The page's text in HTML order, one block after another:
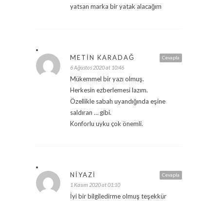
yatsan marka bir yatak alacağım
Cevapla
METIN KARADAĞ
6 Ağustos 2020 at 10:46
Mükemmel bir yazı olmuş.
Herkesin ezberlemesi lazım.
Özellikle sabah uyandığında eşine
saldıran … gibi.
Konforlu uyku çok önemli.
Cevapla
NIYAZI
1 Kasım 2020 at 01:10
İyi bir bilgiledirme olmuş teşekkür